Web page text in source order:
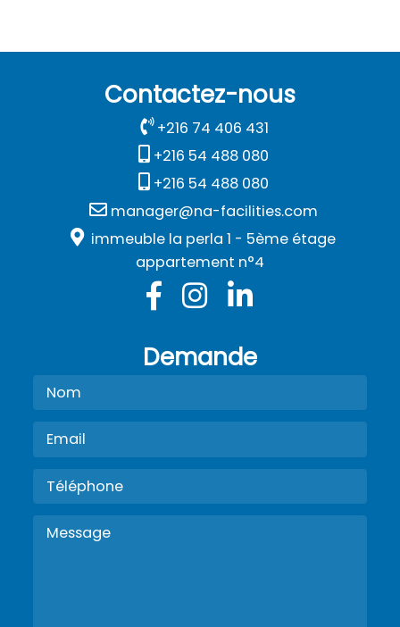
Contactez-nous
+216 74 406 431
+216 54 488 080
+216 54 488 080
manager@na-facilities.com
immeuble la perla 1 - 5ème étage
appartement n°4
Demande